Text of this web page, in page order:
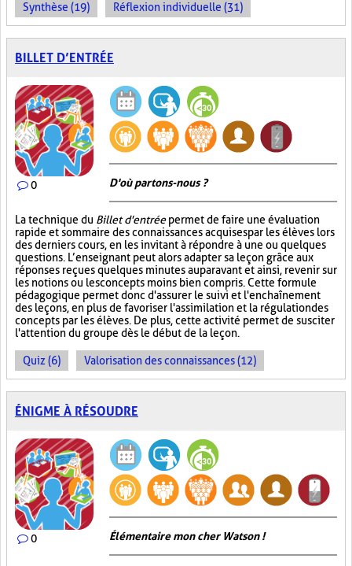
Synthèse (19) Réflexion individuelle (31)
BILLET D’ENTRÉE
0 D'où partons-nous ?
La technique du Billet d'entréepermet de faire une évaluation
rapide et sommaire des connaissances acquises par les élèves lors
des derniers cours, en les invitant à répondre à une ou quelques
questions. L’enseignant peut alors adapter sa leçon grâce aux
réponses reçues quelques minutes auparavant et ainsi, revenir sur
les notions ou les concepts moins bien compris. Cette formule
pédagogique permet donc d'assurer le suivi et l'enchaînement
des leçons, en plus de favoriser l'assimilation et la régulation des
concepts par les élèves. De plus, cette activité permet de susciter
l'attention du groupe dès le début de la leçon.
Quiz (6) Valorisation des connaissances (12)
ÉNIGME À RÉSOUDRE
0 Élémentaire mon cher Watson !